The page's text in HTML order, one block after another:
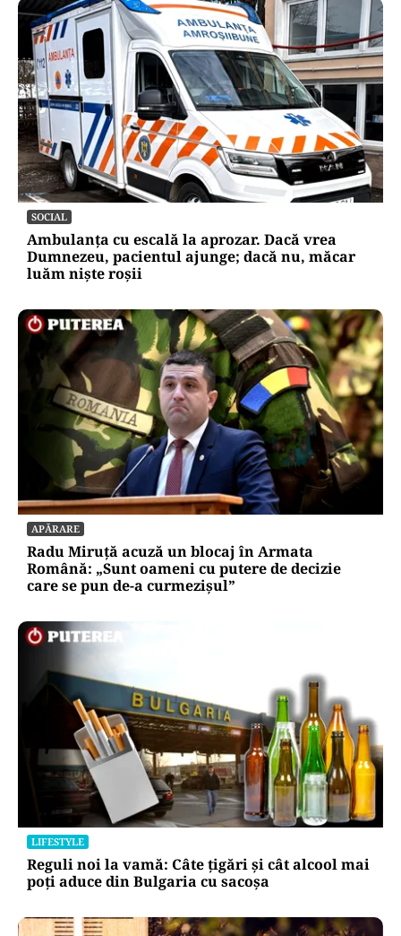
SOCIAL
Ambulanța cu escală la aprozar. Dacă vrea
Dumnezeu, pacientul ajunge; dacă nu, măcar
luăm niște roșii
APĂRARE
Radu Miruță acuză un blocaj în Armata
Română: „Sunt oameni cu putere de decizie
care se pun de-a curmezișul”
LIFESTYLE
Reguli noi la vamă: Câte țigări și cât alcool mai
poți aduce din Bulgaria cu sacoșa